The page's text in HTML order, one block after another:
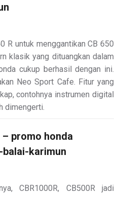
R untuk menggantikan CB 650
klasik yang dituangkan dalam
cukup berhasil dengan ini.
Neo Sport Cafe. Fitur yang
contohnya instrumen digital
dimengerti.
– promo honda
balai-karimun
CBR1000R, CB500R jadi